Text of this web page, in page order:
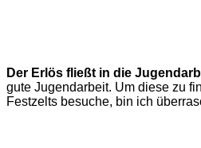
Der Erlös fließt in die
gute Jugendarbeit. Um diese zu
Festzelts besuche, bin ich